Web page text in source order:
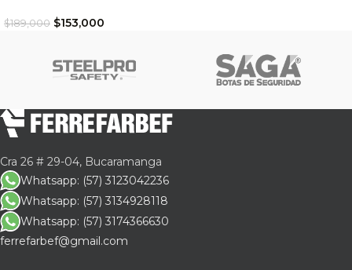
$189,000 $153,000
Cra 26 # 29-04, Bucaramanga
Whatsapp: (57) 3123042236
Whatsapp: (57) 3134928118
Whatsapp: (57) 3174366630
ferrefarbef@gmail.com